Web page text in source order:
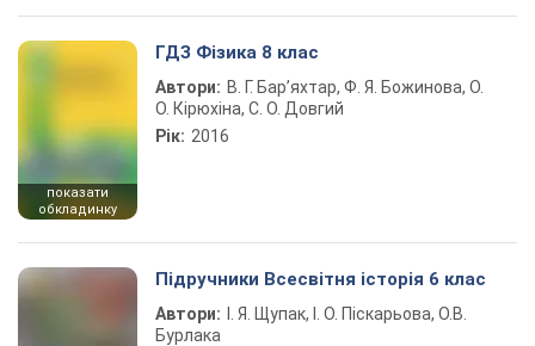
показати
обкладинку
ГДЗ Фізика 8 клас
Автори: В. Г. Бар’яхтар, Ф. Я. Божинова, О.
О. Кірюхіна, С. О. Довгий
Рік: 2016
Підручники Всесвітня історія 6 клас
Автори:
І. Я. Щупак, І. О. Піскарьова, О.В.
Бурлака